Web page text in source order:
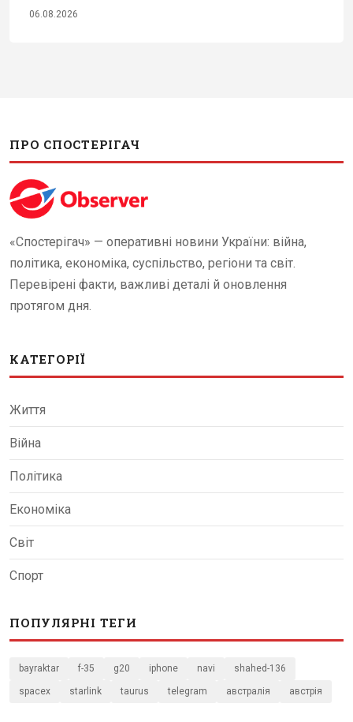
06.08.2026
ПРО СПОСТЕРІГАЧ
«Спостерігач» — оперативні новини України: війна,
політика, економіка, суспільство, регіони та світ.
Перевірені факти, важливі деталі й оновлення
протягом дня.
КАТЕГОРІЇ
Життя
Війна
Політика
Економіка
Світ
Спорт
ПОПУЛЯРНІ ТЕГИ
bayraktar f-35 g20 iphone navi shahed-136
spacex starlink taurus telegram австралія австрія